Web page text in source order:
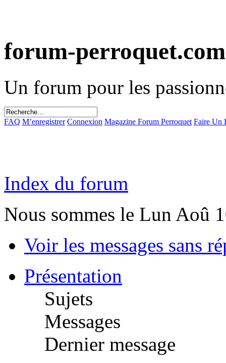
forum-perroquet.com
Un forum pour les
FAQ M’enregistrer Connexion Magazine Forum Perroquet Faire Un
Index du forum
Nous sommes le Lun Aoû
Voir les messages sans
Présentation
Sujets
Messages
Dernier message